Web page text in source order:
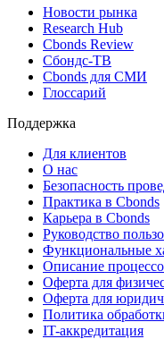
Новости рынка
Research Hub
Cbonds Review
Сбондс-ТВ
Cbonds для СМИ
Глоссарий
Поддержка
Для клиентов
О нас
Безопасность
Практика в Cbonds
Карьера в Cbonds
Руководство
Функциональные
Описание
Оферта для
Оферта для
Политика
IT-аккредитация